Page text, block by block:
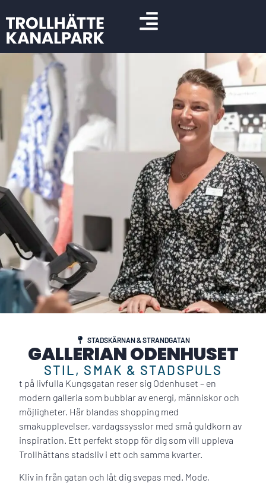
STADSKÄRNAN & STRANDGATAN
GALLERIAN ODENHUSET
STIL, SMAK & STADSPULS
t på livfulla Kungsgatan reser sig Odenhuset – en
modern galleria som bubblar av energi, människor och
möjligheter. Här blandas shopping med
smakupplevelser, vardagssysslor med små guldkorn av
inspiration. Ett perfekt stopp för dig som vill uppleva
Trollhättans stadsliv i ett och samma kvarter.
Kliv in från gatan och låt dig svepas med. Mode,